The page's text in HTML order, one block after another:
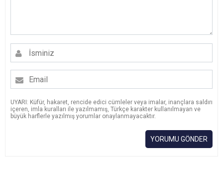
UYARI: Küfür, hakaret, rencide edici cümleler veya imalar, inançlara saldırı
içeren, imla kuralları ile yazılmamış, Türkçe karakter kullanılmayan ve
büyük harflerle yazılmış yorumlar onaylanmayacaktır.
YORUMU GÖNDER